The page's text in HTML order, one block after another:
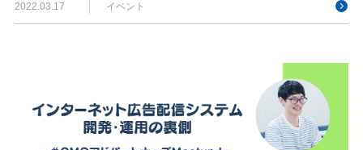
2022.03.17 イベント